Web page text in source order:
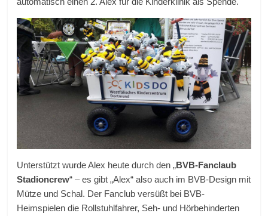
Unterstützt wurde Alex heute durch den „BVB-Fanclaub
Stadioncrew“ – es gibt „Alex“ also auch im BVB-Design mit
Mütze und Schal. Der Fanclub versüßt bei BVB-
Heimspielen die Rollstuhlfahrer, Seh- und Hörbehinderten